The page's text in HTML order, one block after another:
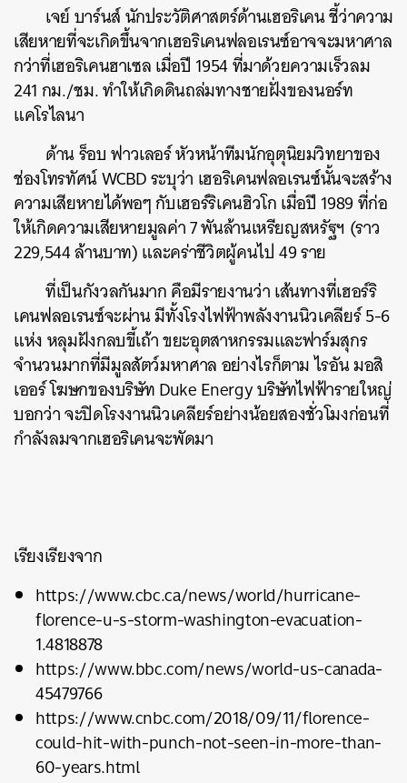
เจย์ บาร์นส์ นักประวัติศาสตร์ด้านเฮอริเคน ชี้ว่าความ
เสียหายที่จะเกิดขึ้นจากเฮอริเคนฟลอเรนซ์อาจจะมหาศาล
กว่าที่เฮอริเคนฮาเซล เมื่อปี 1954 ที่มาด้วยความเร็วลม
241 กม./ชม. ทำให้เกิดดินถล่มทางชายฝั่งของนอร์ท
แคโรไลนา
ด้าน ร็อบ ฟาวเลอร์ หัวหน้าทีมนักอุตุนิยมวิทยาของ
ช่องโทรทัศน์ WCBD ระบุว่า เฮอริเคนฟลอเรนซ์นั้นจะสร้าง
ความเสียหายได้พอๆ กับเฮอร์ริเคนฮิวโก เมื่อปี 1989 ที่ก่อ
ให้เกิดความเสียหายมูลค่า 7 พันล้านเหรียญสหรัฐฯ (ราว
229,544 ล้านบาท) และคร่าชีวิตผู้คนไป 49 ราย
ที่เป็นกังวลกันมาก คือมีรายงานว่า เส้นทางที่เฮอร์ริ
เคนฟลอเรนซ์จะผ่าน มีทั้งโรงไฟฟ้าพลังงานนิวเคลียร์ 5-6
แห่ง หลุมฝังกลบขี้เถ้า ขยะอุตสาหกรรมและฟาร์มสุกร
จำนวนมากที่มีมูลสัตว์มหาศาล อย่างไรก็ตาม ไรอัน มอสิ
เออร์ โฆษกของบริษัท Duke Energy บริษัทไฟฟ้ารายใหญ่
บอกว่า จะปิดโรงงานนิวเคลียร์อย่างน้อยสองชั่วโมงก่อนที่
กำลังลมจากเฮอริเคนจะพัดมา
เรียงเรียงจาก
https://www.cbc.ca/news/world/hurricane-
florence-u-s-storm-washington-evacuation-
1.4818878
https://www.bbc.com/news/world-us-canada-
45479766
https://www.cnbc.com/2018/09/11/florence-
could-hit-with-punch-not-seen-in-more-than-
60-years.html
ค้นหา
SHARE TWEET LINE EMAIL